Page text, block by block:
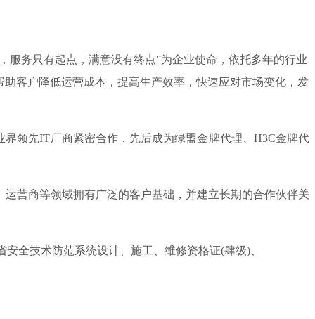
务只有起点，满意没有终点”为企业使命，依托多年的行业
客户降低运营成本，提高生产效率，快速应对市场变化，发
领先IT厂商紧密合作，先后成为绿盟金牌代理、H3C金牌代
营商等领域拥有广泛的客户基础，并建立长期的合作伙伴关
全技术防范系统设计、施工、维修资格证(肆级)、